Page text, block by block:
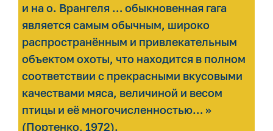
и на о. Врангеля … обыкновенная гага
является самым обычным, широко
распространённым и привлекательным
объектом охоты, что находится в полном
соответствии с прекрасными вкусовыми
качествами мяса, величиной и весом
птицы и её многочисленностью… »
(Портенко, 1972).